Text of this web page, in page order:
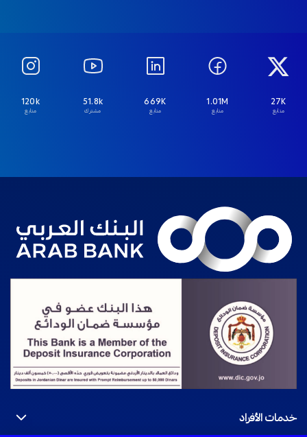
27K
متابع
1.01M
متابع
669K
متابع
51.8k
مشترك
120k
متابع
خدمات الأفراد